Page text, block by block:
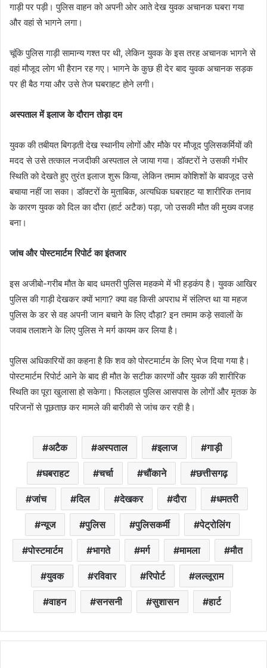
गाड़ी पर पड़ी। पुलिस वाहन को अपनी ओर आते देख युवक अचानक घबरा गया
और वहां से भागने लगा।
चूंकि पुलिस गाड़ी सामान्य गश्त पर थी, लेकिन युवक के इस तरह अचानक भागने से
वहां मौजूद लोग भी हैरान रह गए। भागने के कुछ ही देर बाद युवक अचानक सड़क
पर ही बैठ गया और उसे तेज घबराहट होने लगी।
अस्पताल में इलाज के दौरान तोड़ा दम
युवक की तबीयत बिगड़ती देख स्थानीय लोगों और मौके पर मौजूद पुलिसकर्मियों की
मदद से उसे तत्काल नजदीकी अस्पताल ले जाया गया। डॉक्टरों ने उसकी गंभीर
स्थिति को देखते हुए तुरंत इलाज शुरू किया, लेकिन तमाम कोशिशों के बावजूद उसे
बचाया नहीं जा सका। डॉक्टरों के मुताबिक, अत्यधिक घबराहट या शारीरिक तनाव
के कारण युवक को दिल का दौरा (हार्ट अटैक) पड़ा, जो उसकी मौत की मुख्य वजह
बना।
जांच और पोस्टमार्टम रिपोर्ट का इंतजार
इस अजीबो-गरीब मौत के बाद धमतरी पुलिस महकमे में भी हड़कंप है। युवक आखिर
पुलिस की गाड़ी देखकर क्यों भागा? क्या वह किसी अपराध में संलिप्त था या महज
पुलिस के डर से वह अपनी जान बचाने के लिए दौड़ा? इन तमाम कड़े सवालों के
जवाब तलाशने के लिए पुलिस ने मर्ग कायम कर लिया है।
पुलिस अधिकारियों का कहना है कि शव को पोस्टमार्टम के लिए भेज दिया गया है।
पोस्टमार्टम रिपोर्ट आने के बाद ही मौत के सटीक कारणों और युवक की शारीरिक
स्थिति का पूरा खुलासा हो सकेगा। फिलहाल पुलिस आसपास के लोगों और मृतक के
परिजनों से पूछताछ कर मामले की बारीकी से जांच कर रही है।
अटैक अस्पताल इलाज गाड़ी
घबराहट चर्चा चौंकाने छत्तीसगढ़
जांच दिल देखकर दौरा धमतरी
न्यूज पुलिस पुलिसकर्मी पेट्रोलिंग
पोस्टमार्टम भागते मर्ग मामला मौत
युवक रविवार रिपोर्ट लल्लूराम
वाहन सनसनी सुशासन हार्ट